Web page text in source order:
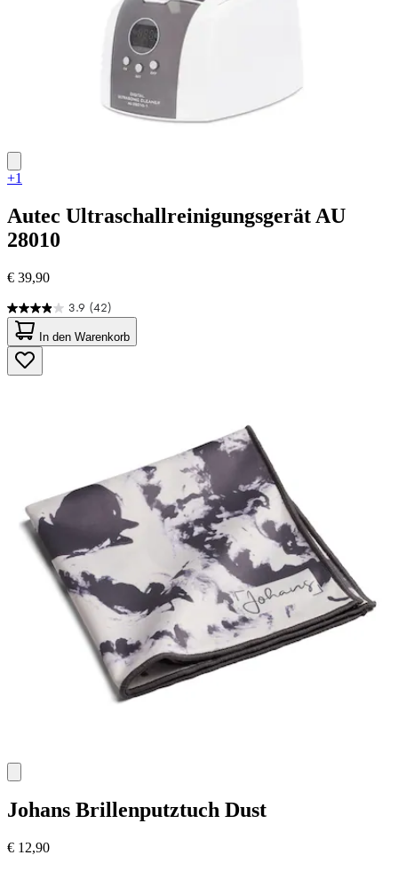
+1
Autec Ultraschallreinigungsgerät AU
28010
€ 39,90
3.9 (42)
3.9
von
5
Sternen.
42
In den Warenkorb
Johans Brillenputztuch Dust
€ 12,90